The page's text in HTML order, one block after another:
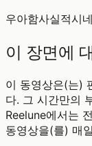
우아함사실적시
이 장면에
이 동영상은(는)
다. 그 시간만의
Reelune에서는
동영상을(를) 매